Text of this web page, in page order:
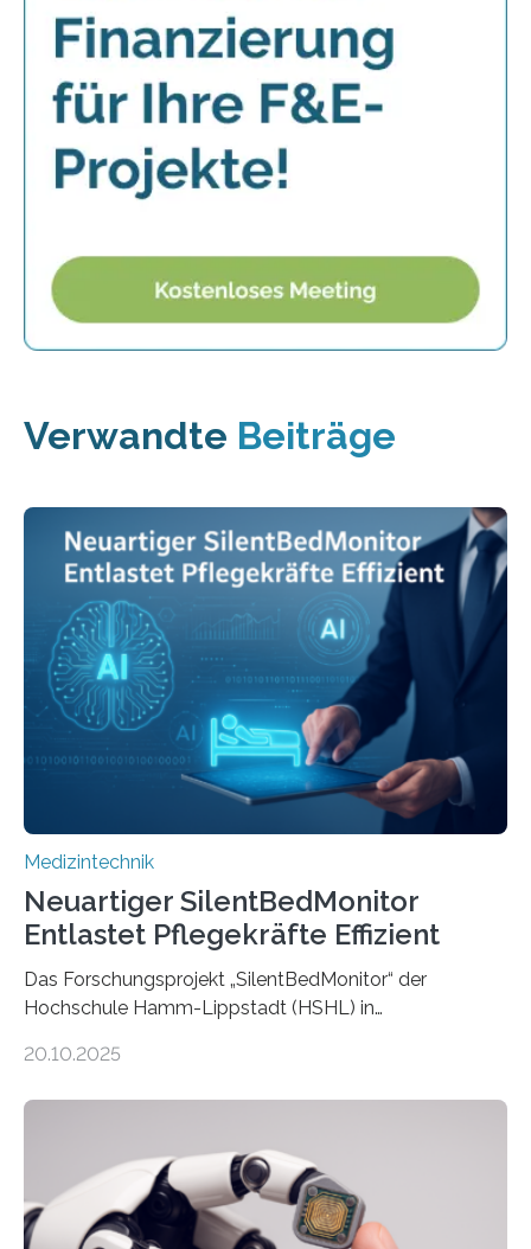
Verwandte Beiträge
Medizintechnik
Neuartiger SilentBedMonitor
Entlastet Pflegekräfte Effizient
Das Forschungsprojekt „SilentBedMonitor“ der
Hochschule Hamm-Lippstadt (HSHL) in
auf Personen ab, die bettlägerig sind oder in ihrer
Entwicklung der Sensorik und Datenübertragung. Die
HSHL verantwortet die wissenschaftliche Begleitung
sowie die KI-gestützte Datenauswertung. Das Ziel ist
die Entwicklung eines berührungslosen
20.10.2025